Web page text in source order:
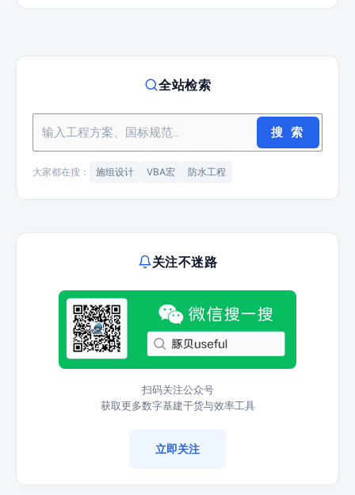
全站检索
搜 索
大家都在搜： 施组设计 VBA宏 防水工程
关注不迷路
扫码关注公众号
获取更多数字基建干货与效率工具
立即关注